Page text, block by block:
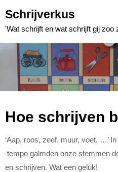
to
content
Schrijverkus
'Wat schrijft en wat schrijft gij zoo
Hoe schrijven
‘Aap, roos, zeef, muur, voet, …’
tempo galmden onze stemmen
en schrijven. Wat een geluk!